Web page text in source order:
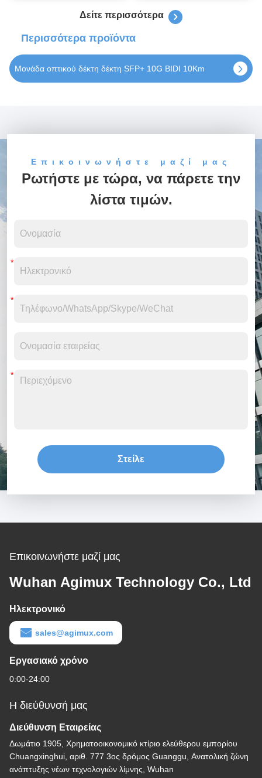
Δείτε περισσότερα
Περισσότερα προϊόντα
SFP28 25G 1310nm 10Km Οπτική μονάδα δέκτη
Επικοινωνήστε μαζί μας
Ρωτήστε με τώρα, να πάρετε την
λίστα τιμών.
Στείλε
Επικοινωνήστε μαζί μας
Wuhan Agimux Technology Co., Ltd
Ηλεκτρονικό
sales@agimux.com
Εργασιακό χρόνο
0:00-24:00
Η διεύθυνσή μας
Διεύθυνση Εταιρείας
Δωμάτιο 1905, Χρηματοοικονομικό κτίριο ελεύθερου εμπορίου
Chuangxinghui, αριθ. 777 3ος δρόμος Guanggu, Ανατολική ζώνη
ανάπτυξης νέων τεχνολογιών λίμνης, Wuhan